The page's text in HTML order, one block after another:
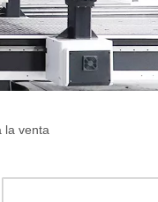
la venta